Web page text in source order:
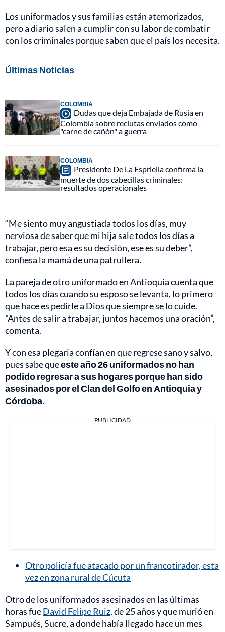
Los uniformados y sus familias están atemorizados,
pero a diario salen a cumplir con su labor de combatir
con los criminales porque saben que el país los necesita.
Últimas Noticias
COLOMBIA
Dudas que deja Embajada de Rusia en
Colombia sobre reclutas enviados como
"carne de cañón" a guerra
COLOMBIA
Presidente De La Espriella confirma la
muerte de dos cabecillas criminales:
resultados operacionales
“Me siento muy angustiada todos los días, muy
nerviosa de saber que mi hija sale todos los días a
trabajar, pero esa es su decisión, ese es su deber”,
confiesa la mamá de una patrullera.
La pareja de otro uniformado en Antioquia cuenta que
todos los días cuando su esposo se levanta, lo primero
que hace es pedirle a Dios que siempre se lo cuide.
"Antes de salir a trabajar, juntos hacemos una oración”,
comenta.
Y con esa plegaria confían en que regrese sano y salvo,
pues sabe queeste año 26 uniformados no han
podido regresar a sus hogares porque han sido
asesinados por el Clan del Golfo en Antioquia y
Córdoba.
PUBLICIDAD
Otro policía fue atacado por un francotirador, esta
vez en zona rural de Cúcuta
Otro de los uniformados asesinados en las últimas
horas fueDavid Felipe Ruiz,de 25 años y que murió en
Sampués, Sucre, a donde había llegado hace un mes